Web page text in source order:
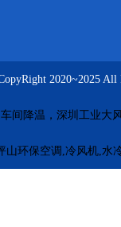
2020~2025
间降温，深圳工业大
山环保空调,冷风机,水